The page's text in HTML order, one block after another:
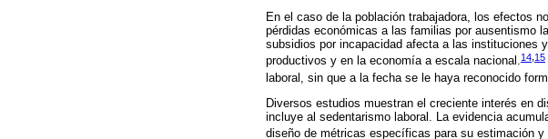
En el caso de la población trabajadora, los efectos
pérdidas económicas a las familias por ausentismo
subsidios por incapacidad afecta a las instituciones
productivos y en la economía a escala nacional.14 15
laboral, sin que a la fecha se le haya reconocido
Diversos estudios muestran el creciente interés en
incluye al sedentarismo laboral. La evidencia
diseño de métricas específicas para su estimación y